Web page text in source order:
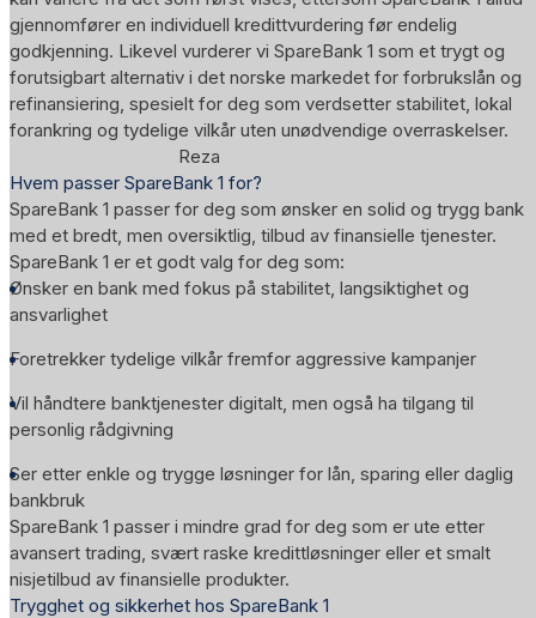
gjennomfører en individuell kredittvurdering før endelig
godkjenning. Likevel vurderer vi SpareBank 1 som et trygt og
forutsigbart alternativ i det norske markedet for forbrukslån og
refinansiering, spesielt for deg som verdsetter stabilitet, lokal
forankring og tydelige vilkår uten unødvendige overraskelser.
Reza
Hvem passer SpareBank 1 for?
SpareBank 1 passer for deg som ønsker en solid og trygg bank
med et bredt, men oversiktlig, tilbud av finansielle tjenester.
SpareBank 1 er et godt valg for deg som:
Ønsker en bank med fokus på stabilitet, langsiktighet og
ansvarlighet
Foretrekker tydelige vilkår fremfor aggressive kampanjer
Vil håndtere banktjenester digitalt, men også ha tilgang til
personlig rådgivning
Ser etter enkle og trygge løsninger for lån, sparing eller daglig
bankbruk
SpareBank 1 passer i mindre grad for deg som er ute etter
avansert trading, svært raske kredittløsninger eller et smalt
nisjetilbud av finansielle produkter.
Trygghet og sikkerhet hos SpareBank 1